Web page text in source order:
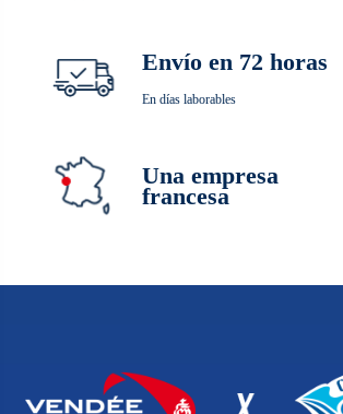
Envío en 72 horas
En días laborables
Una empresa
francesa